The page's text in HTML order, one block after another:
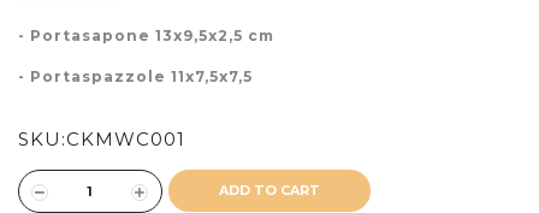
- Portasapone 13x9,5x2,5 cm
- Portaspazzole 11x7,5x7,5
SKU:CKMWC001
ADD TO CART